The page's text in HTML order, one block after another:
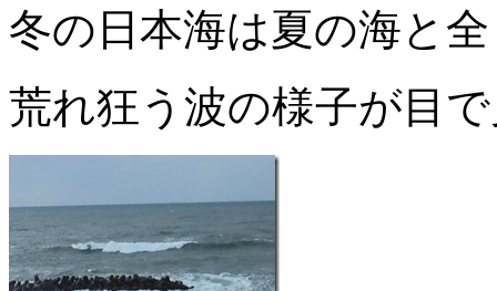
冬の日本海は夏の海と
荒れ狂う波の様子が目